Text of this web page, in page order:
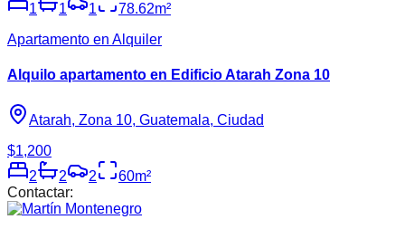
1
1 1 78.62m²
Apartamento en Alquiler
Alquilo apartamento en Edificio Atarah Zona 10
Atarah, Zona 10, Guatemala, Ciudad
$1,200
2
2 2 60m²
Contactar: